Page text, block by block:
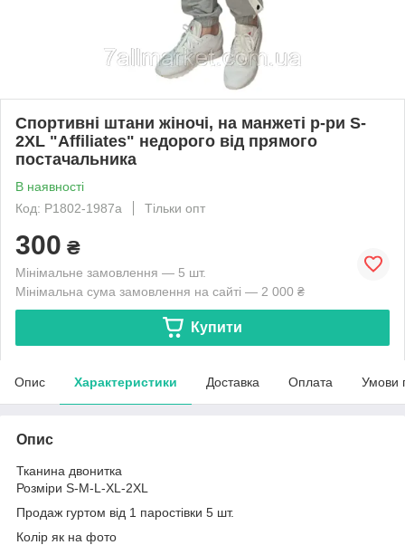
Спортивні штани жіночі, на манжеті р-ри S-
2XL "Affiliates" недорого від прямого
постачальника
В наявності
Код: P1802-1987a
Тільки опт
300 ₴
Мінімальне замовлення — 5 шт.
Мінімальна сума замовлення на сайті — 2 000 ₴
Купити
Опис Характеристики Доставка Оплата Умови
Опис
Тканина двонитка
Розміри S-M-L-XL-2XL
Продаж гуртом від 1 паростівки 5 шт.
Колір як на фото